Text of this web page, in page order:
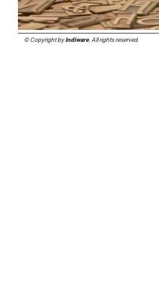
© Copyright byIndiware. All rights reserved.